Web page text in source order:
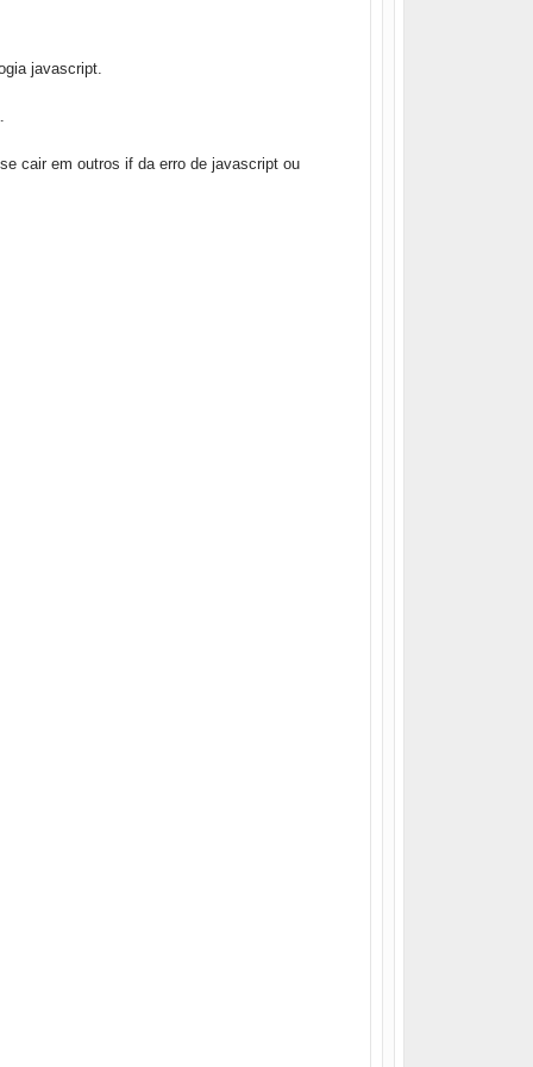
javascript.
cair em outros if da erro de javascript ou